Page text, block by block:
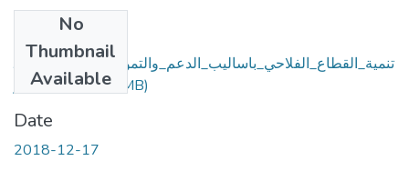
No
Thumbnail
Available
تنمية_القطاع_الفلاحي_باساليب_الدعم_والتمويلات_المختلفة_حال
ة_الجزائر
(13.59 MB)
Date
2018-12-17